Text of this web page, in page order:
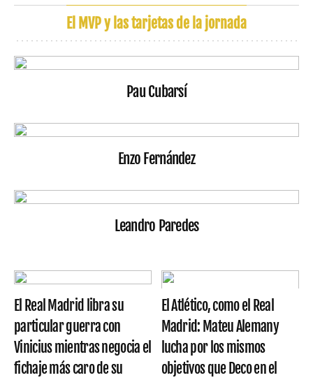
El MVP y las tarjetas de la jornada
Pau Cubarsí
Enzo Fernández
Leandro Paredes
El Real Madrid libra su
particular guerra con
Vinicius mientras negocia el
fichaje más caro de su
El Atlético, como el Real
Madrid: Mateu Alemany
lucha por los mismos
objetivos que Deco en el